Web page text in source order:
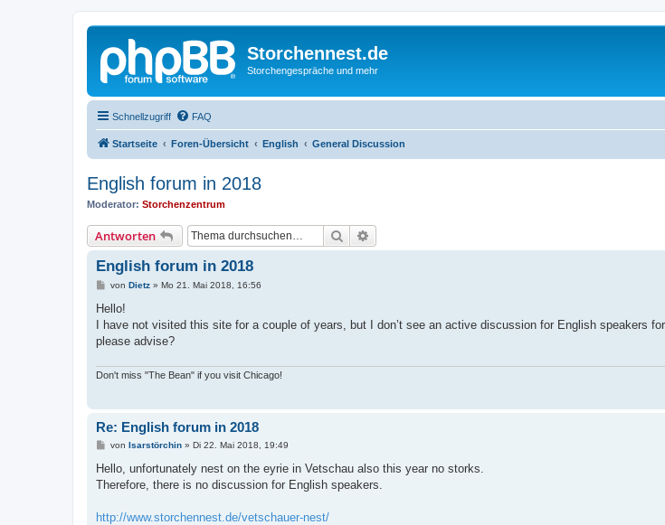
Storchennest.de
Storchengespräche und mehr
Schnellzugriff FAQ
Startseite Foren-Übersicht English General Discussion
English forum in 2018
Moderator: Storchenzentrum
Antworten Suche
English forum in 2018
B
i
r
a
von Dietz» Mo 21. Mai 2018, 16:56
Hello!
I have not visited this site for a couple of years, but I don’t see an active discussion for English speakers
please advise?
Don't miss "The Bean" if you visit Chicago!
Re: English forum in 2018
B
i
r
von Isarstörchin» Di 22. Mai 2018, 19:49
Hello, unfortunately nest on the eyrie in Vetschau also this year no storks.
Therefore, there is no discussion for English speakers.
http://www.storchennest.de/vetschauer-nest/